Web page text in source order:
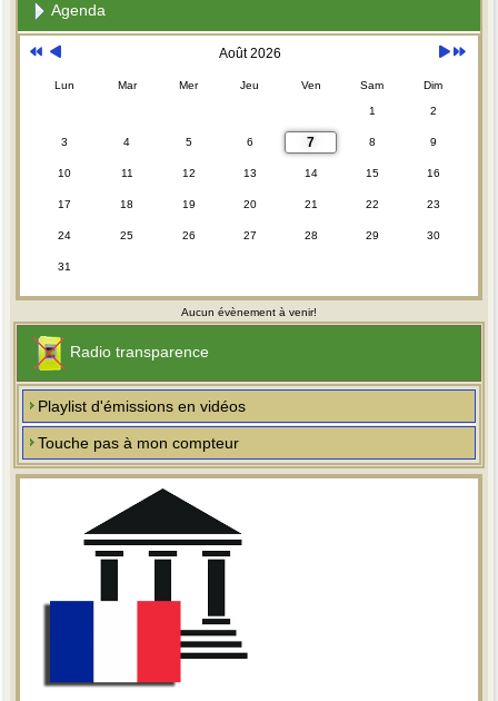
Agenda
Août 2026
Lun Mar Mer Jeu Ven Sam Dim
1 2
3 4 5 6 7 8 9
10 11 12 13 14 15 16
17 18 19 20 21 22 23
24 25 26 27 28 29 30
31
Aucun évènement à venir!
Radio transparence
Playlist d'émissions en vidéos
Touche pas à mon compteur